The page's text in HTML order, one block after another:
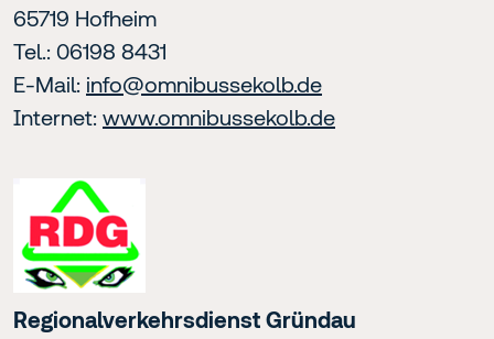
65719 Hofheim
Tel.: 06198 8431
E-Mail: info@omnibussekolb.de
Internet: www.omnibussekolb.de
Regionalverkehrsdienst Gründau